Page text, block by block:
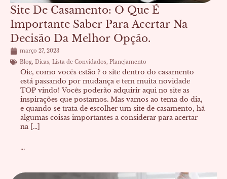
Site De Casamento: O Que É
Importante Saber Para Acertar Na
Decisão Da Melhor Opção.
março 27, 2023
Blog, Dicas, Lista de Convidados, Planejamento
Oie, como vocês estão ? o site dentro do casamento
está passando por mudança e tem muita novidade
TOP vindo! Vocês poderão adquirir aqui no site as
inspirações que postamos. Mas vamos ao tema do dia,
e quando se trata de escolher um site de casamento, há
algumas coisas importantes a considerar para acertar
na […]
...